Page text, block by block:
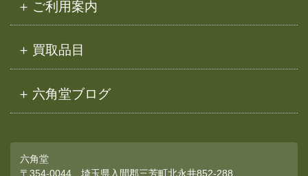
ご利用案内
買取品目
六角堂ブログ
六角堂
〒354-0044 埼玉県入間郡三芳町北永井852-288